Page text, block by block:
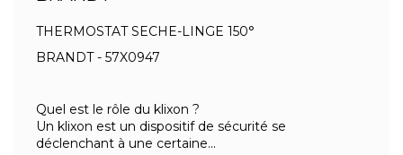
THERMOSTAT SECHE-LINGE 150°
BRANDT - 57X0947
Quel est le rôle du klixon ?
Un klixon est un dispositif de sécurité se
déclenchant à une certaine...